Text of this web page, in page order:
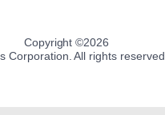
Copyright ©2026
Corporation. All rights reserved.